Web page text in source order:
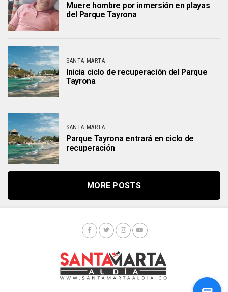
Muere hombre por inmersión en playas
del Parque Tayrona
SANTA MARTA
Inicia ciclo de recuperación del Parque
Tayrona
SANTA MARTA
Parque Tayrona entrará en ciclo de
recuperación
MORE POSTS